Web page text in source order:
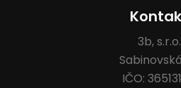
3b, s.r.o.
Sabinovská
IČO: